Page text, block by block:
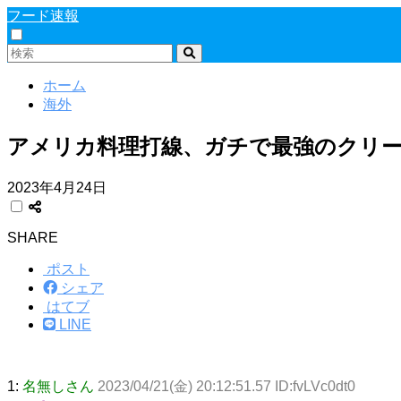
フード速報
ホーム
海外
アメリカ料理打線、ガチで最強のクリ
2023年4月24日
SHARE
ポスト
シェア
はてブ
LINE
1: 名無しさん 2023/04/21(金) 20:12:51.57 ID:fvLVc0dt0